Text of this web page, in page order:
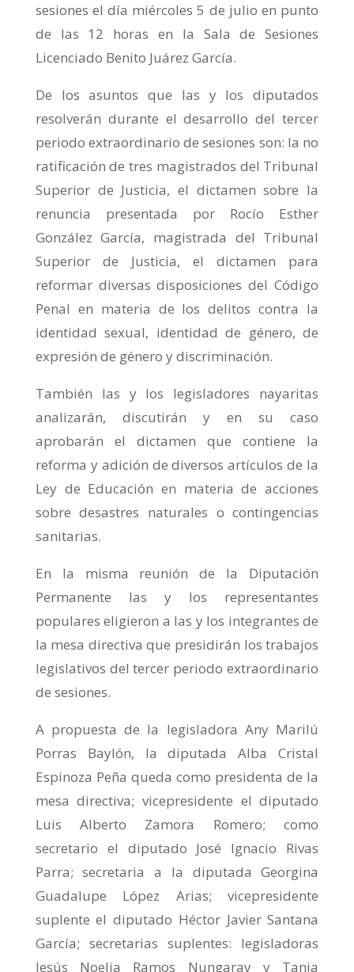
sesiones el día miércoles 5 de julio en punto
de las 12 horas en la Sala de Sesiones
Licenciado Benito Juárez García.
De los asuntos que las y los diputados
resolverán durante el desarrollo del tercer
periodo extraordinario de sesiones son: la no
ratificación de tres magistrados del Tribunal
Superior de Justicia, el dictamen sobre la
renuncia presentada por Rocío Esther
González García, magistrada del Tribunal
Superior de Justicia, el dictamen para
reformar diversas disposiciones del Código
Penal en materia de los delitos contra la
identidad sexual, identidad de género, de
expresión de género y discriminación.
También las y los legisladores nayaritas
analizarán, discutirán y en su caso
aprobarán el dictamen que contiene la
reforma y adición de diversos artículos de la
Ley de Educación en materia de acciones
sobre desastres naturales o contingencias
sanitarias.
En la misma reunión de la Diputación
Permanente las y los representantes
populares eligieron a las y los integrantes de
la mesa directiva que presidirán los trabajos
legislativos del tercer periodo extraordinario
de sesiones.
A propuesta de la legisladora Any Marilú
Porras Baylón, la diputada Alba Cristal
Espinoza Peña queda como presidenta de la
mesa directiva; vicepresidente el diputado
Luis Alberto Zamora Romero; como
secretario el diputado José Ignacio Rivas
Parra; secretaria a la diputada Georgina
Guadalupe López Arias; vicepresidente
suplente el diputado Héctor Javier Santana
García; secretarias suplentes: legisladoras
Jesús Noelia Ramos Nungaray y Tania